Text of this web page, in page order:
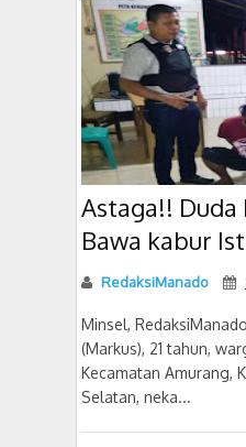
Astaga!!
Bawa kabur
RedaksiManado
Minsel,
(Markus), 21 tahun,
Kecamatan Amurang,
Selatan, neka...